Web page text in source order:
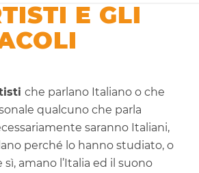
E GLI
che parlano Italiano o che
qualcuno che parla
saranno Italiani,
perché lo hanno studiato, o
amano l’Italia ed il suono